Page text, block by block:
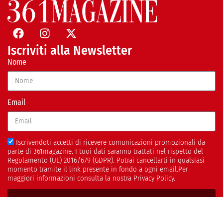
Iscriviti alla Newsletter
Nome
Email
Iscrivendoti accetti di ricevere comunicazioni promozionali da
parte di 361magazine. I tuoi dati saranno trattati nel rispetto del
Regolamento (UE) 2016/679 (GDPR). Potrai cancellarti in qualsiasi
momento tramite il link presente in fondo a ogni email.Per
maggiori informazioni consulta la nostra Privacy Policy.